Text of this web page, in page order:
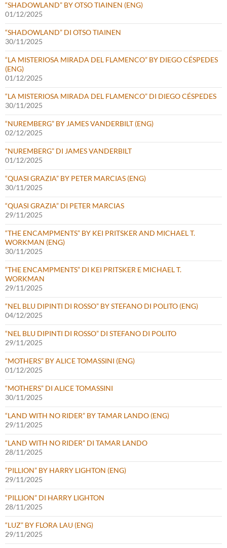
“SHADOWLAND” BY OTSO TIAINEN (ENG)
01/12/2025
“SHADOWLAND” DI OTSO TIAINEN
30/11/2025
“LA MISTERIOSA MIRADA DEL FLAMENCO” BY DIEGO CÉSPEDES
(ENG)
01/12/2025
“LA MISTERIOSA MIRADA DEL FLAMENCO” DI DIEGO CÉSPEDES
30/11/2025
“NUREMBERG” BY JAMES VANDERBILT (ENG)
02/12/2025
“NUREMBERG” DI JAMES VANDERBILT
01/12/2025
“QUASI GRAZIA” BY PETER MARCIAS (ENG)
30/11/2025
“QUASI GRAZIA” DI PETER MARCIAS
29/11/2025
“THE ENCAMPMENTS” BY KEI PRITSKER AND MICHAEL T.
WORKMAN (ENG)
30/11/2025
“THE ENCAMPMENTS” DI KEI PRITSKER E MICHAEL T.
WORKMAN
29/11/2025
“NEL BLU DIPINTI DI ROSSO” BY STEFANO DI POLITO (ENG)
04/12/2025
“NEL BLU DIPINTI DI ROSSO” DI STEFANO DI POLITO
29/11/2025
“MOTHERS” BY ALICE TOMASSINI (ENG)
01/12/2025
“MOTHERS” DI ALICE TOMASSINI
30/11/2025
“LAND WITH NO RIDER” BY TAMAR LANDO (ENG)
29/11/2025
“LAND WITH NO RIDER” DI TAMAR LANDO
28/11/2025
“PILLION” BY HARRY LIGHTON (ENG)
29/11/2025
“PILLION” DI HARRY LIGHTON
28/11/2025
“LUZ” BY FLORA LAU (ENG)
29/11/2025